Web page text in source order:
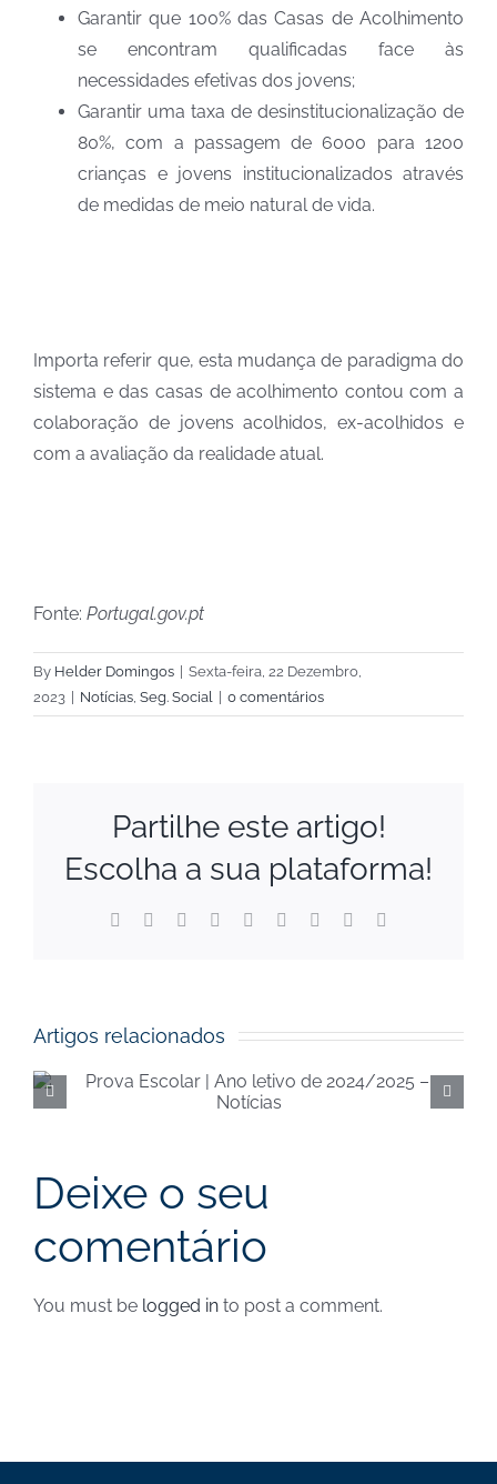
Garantir que 100% das Casas de Acolhimento
se encontram qualificadas face às
necessidades efetivas dos jovens;
Garantir uma taxa de desinstitucionalização de
80%, com a passagem de 6000 para 1200
crianças e jovens institucionalizados através
de medidas de meio natural de vida.
Importa referir que, esta mudança de paradigma do
sistema e das casas de acolhimento contou com a
colaboração de jovens acolhidos, ex-acolhidos e
com a avaliação da realidade atual.
Fonte: Portugal.gov.pt
By Helder Domingos
Sexta-feira, 22 Dezembro,
2023
Notícias, Seg. Social 0 comentários
Partilhe este artigo!
Escolha a sua plataforma!
Facebook Reddit LinkedInWhatsApp
TumblrPinterest
Artigos relacionados
Execução orçamental da
Segurança Social de
Deixe o seu
comentário
You must be logged in to post a comment.